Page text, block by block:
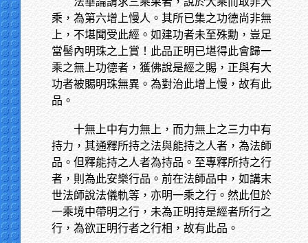
乘，為第六增上慢人。其所已集之功德尚非無
上，不堪聞受此經。如建功者未至殊勳，豈足
當髻內明珠之上賞！此品正明已堪得此會歸一
乘之無上功德者，獲佛說是經之賜，正與有大
功者被賜明珠無異。為對治此增上慢，故有此
品。
十無上中有力無上，而力無上之三力中有
持力，其通釋所持之法與能持之人者，為法師
品。但釋能持之人者為持品。至專釋所持之行
者，則為此安樂行品。前在法師品中，如講末
世法師說法儀軌等，亦明一乘之行。然此但於
一乘境中帶明之行，未為正明持是經者所行之
行，為欲正明行者之行相，故有此品。